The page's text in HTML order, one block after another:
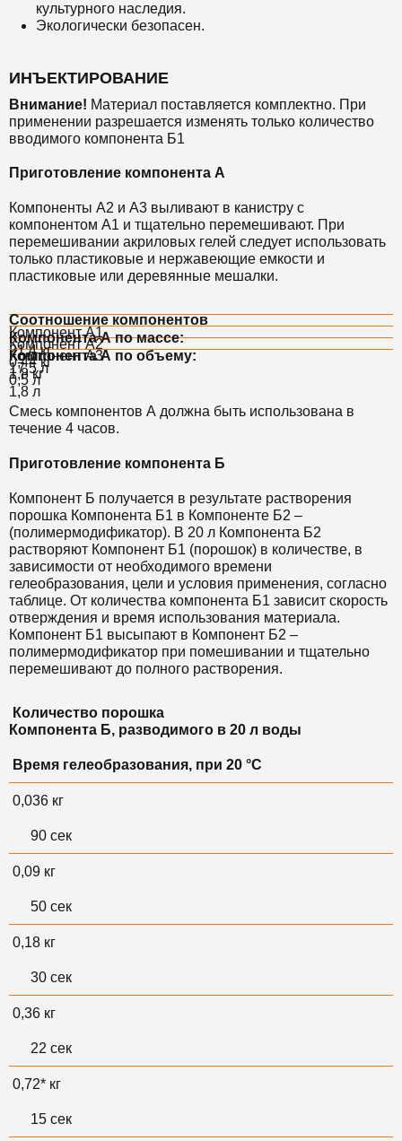
культурного наследия.
Экологически безопасен.
ИНЪЕКТИРОВАНИЕ
Внимание! Материал поставляется комплектно. При
применении разрешается изменять только количество
вводимого компонента Б1
Приготовление компонента А
Компоненты А2 и А3 выливают в канистру с
компонентом А1 и тщательно перемешивают. При
перемешивании акриловых гелей следует использовать
только пластиковые и нержавеющие емкости и
пластиковые или деревянные мешалки.
Соотношение компонентов
Компонента А по массе:
Компонента А по объему:
Компонент А1
21,4 кг
17,5 л
Компонент А2
0,44 кг
0,5 л
Компонент А3
1,8 кг
1,8 л
Смесь компонентов А должна быть использована в
течение 4 часов.
Приготовление компонента Б
Компонент Б получается в результате растворения
порошка Компонента Б1 в Компоненте Б2 –
(полимермодификатор). В 20 л Компонента Б2
растворяют Компонент Б1 (порошок) в количестве, в
зависимости от необходимого времени
гелеобразования, цели и условия применения, согласно
таблице. От количества компонента Б1 зависит скорость
отверждения и время использования материала.
Компонент Б1 высыпают в Компонент Б2 –
полимермодификатор при помешивании и тщательно
перемешивают до полного растворения.
Количество порошка
Компонента Б, разводимого в 20 л воды
Время гелеобразования, при 20 °С
0,036 кг
90 сек
0,09 кг
50 сек
0,18 кг
30 сек
0,36 кг
22 сек
0,72* кг
15 сек